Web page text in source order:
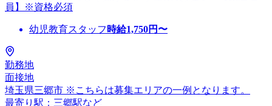
員】※資格必須
幼児教育スタッフ 時給1,750円〜
勤務地
面接地
埼玉県三郷市 ※こちらは募集エリアの一例となります。
最寄り駅：三郷駅など